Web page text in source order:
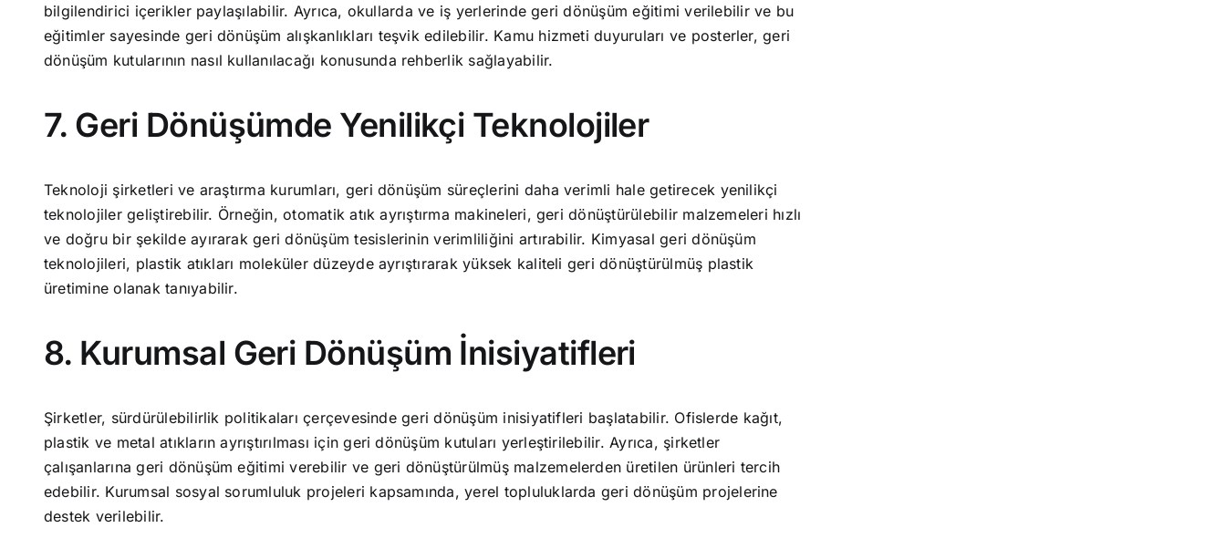
bilgilendirici içerikler paylaşılabilir. Ayrıca, okullarda ve iş yerlerinde geri dönüşüm eğitimi verilebilir ve bu
eğitimler sayesinde geri dönüşüm alışkanlıkları teşvik edilebilir. Kamu hizmeti duyuruları ve posterler, geri
dönüşüm kutularının nasıl kullanılacağı konusunda rehberlik sağlayabilir.
7. Geri Dönüşümde Yenilikçi Teknolojiler
Teknoloji şirketleri ve araştırma kurumları, geri dönüşüm süreçlerini daha verimli hale getirecek yenilikçi
teknolojiler geliştirebilir. Örneğin, otomatik atık ayrıştırma makineleri, geri dönüştürülebilir malzemeleri hızlı
ve doğru bir şekilde ayırarak geri dönüşüm tesislerinin verimliliğini artırabilir. Kimyasal geri dönüşüm
teknolojileri, plastik atıkları moleküler düzeyde ayrıştırarak yüksek kaliteli geri dönüştürülmüş plastik
üretimine olanak tanıyabilir.
8. Kurumsal Geri Dönüşüm İnisiyatifleri
Şirketler, sürdürülebilirlik politikaları çerçevesinde geri dönüşüm inisiyatifleri başlatabilir. Ofislerde kağıt,
plastik ve metal atıkların ayrıştırılması için geri dönüşüm kutuları yerleştirilebilir. Ayrıca, şirketler
çalışanlarına geri dönüşüm eğitimi verebilir ve geri dönüştürülmüş malzemelerden üretilen ürünleri tercih
edebilir. Kurumsal sosyal sorumluluk projeleri kapsamında, yerel topluluklarda geri dönüşüm projelerine
destek verilebilir.